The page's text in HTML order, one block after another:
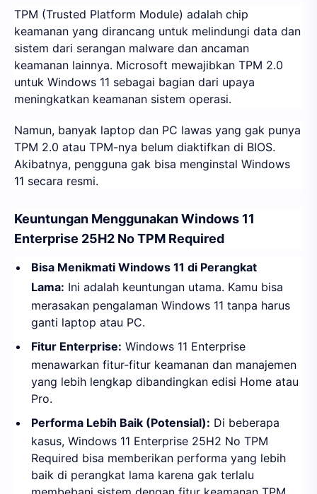
TPM (Trusted Platform Module) adalah chip
keamanan yang dirancang untuk melindungi data dan
sistem dari serangan malware dan ancaman
keamanan lainnya. Microsoft mewajibkan TPM 2.0
untuk Windows 11 sebagai bagian dari upaya
meningkatkan keamanan sistem operasi.
Namun, banyak laptop dan PC lawas yang gak punya
TPM 2.0 atau TPM-nya belum diaktifkan di BIOS.
Akibatnya, pengguna gak bisa menginstal Windows
11 secara resmi.
Keuntungan Menggunakan Windows 11
Enterprise 25H2 No TPM Required
Bisa Menikmati Windows 11 di Perangkat
Lama: Ini adalah keuntungan utama. Kamu bisa
merasakan pengalaman Windows 11 tanpa harus
ganti laptop atau PC.
Fitur Enterprise: Windows 11 Enterprise
menawarkan fitur-fitur keamanan dan manajemen
yang lebih lengkap dibandingkan edisi Home atau
Pro.
Performa Lebih Baik (Potensial): Di beberapa
kasus, Windows 11 Enterprise 25H2 No TPM
Required bisa memberikan performa yang lebih
baik di perangkat lama karena gak terlalu